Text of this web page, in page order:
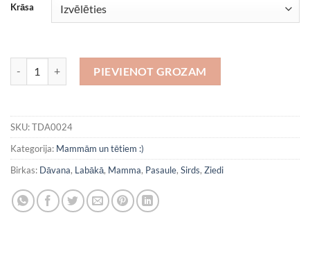
Krāsa
PIEVIENOT GROZAM
SKU:TDA0024
Kategorija: Mammām un tētiem :)
Birkas: Dāvana, Labākā, Mamma, Pasaule, Sirds, Ziedi